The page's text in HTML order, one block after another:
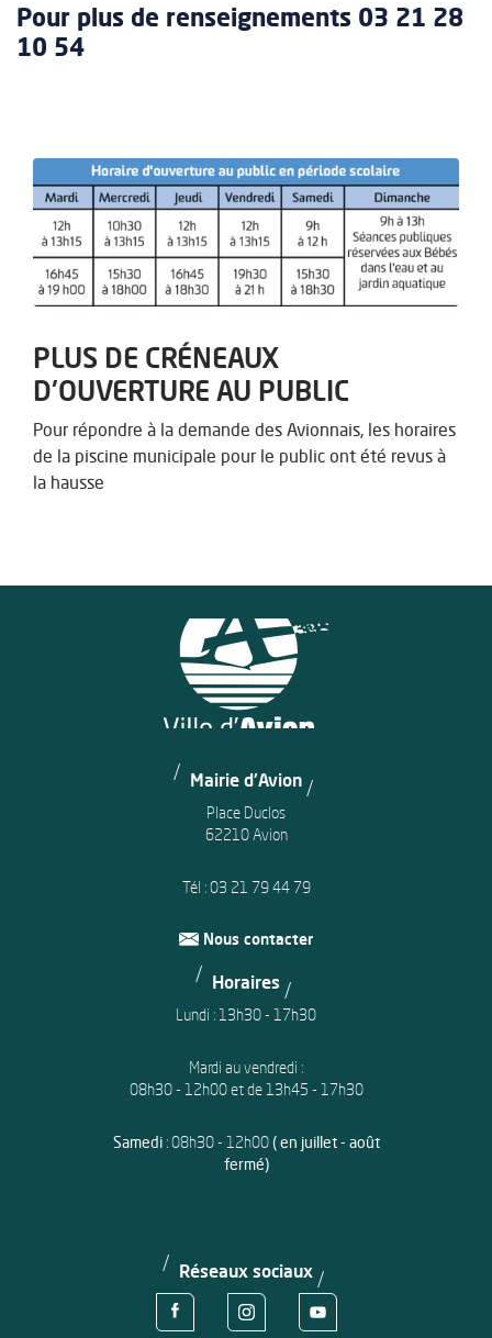
Pour plus de renseignements 03 21 28
10 54
PLUS DE CRÉNEAUX
D'OUVERTURE AU PUBLIC
Pour répondre à la demande des Avionnais, les horaires
de la piscine municipale pour le public ont été revus à
la hausse
Mairie d'Avion
Place Duclos
62210 Avion
Tél :03 21 79 44 79
Nous contacter
Horaires
Lundi : 13h30 - 17h30
Mardi au vendredi :
08h30 - 12h00 et de 13h45 - 17h30
Samedi: 08h30 - 12h00( en juillet - août
fermé)
Réseaux sociaux
Voir la page Facebook de la ville d'Avion
Voir le compte Instagram de la ville
Voir le compte Youtube de